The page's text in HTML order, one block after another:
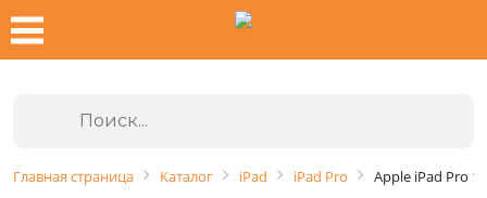
Главная страница Каталог iPad iPad Pro Apple iPad Pro